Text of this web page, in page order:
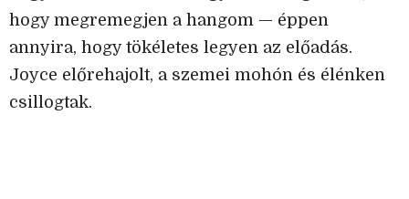
hogy megremegjen a hangom — éppen
annyira, hogy tökéletes legyen az előadás.
Joyce előrehajolt, a szemei mohón és élénken
csillogtak.